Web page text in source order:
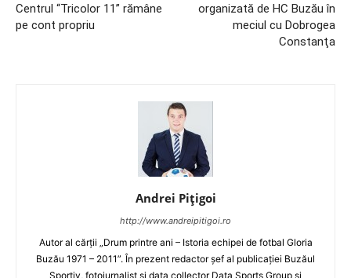
Centrul “Tricolor 11” rămâne
pe cont propriu
organizată de HC Buzău în
meciul cu Dobrogea
Constanţa
Andrei Pițigoi
http://www.andreipitigoi.ro
Autor al cărţii „Drum printre ani – Istoria echipei de fotbal Gloria
Buzău 1971 – 2011”. În prezent redactor şef al publicaţiei Buzăul
Sportiv, fotojurnalist şi data collector Data Sports Group şi